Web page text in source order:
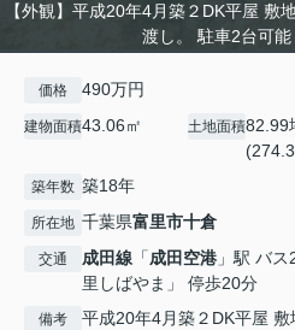
【外観】平成20年4月築２DK平屋
渡し。 駐車2台可
価格 490万円
建物面積43.06㎡ 土地面積82.99
築年数 築18年
所在地 千葉県富里市十倉
交通 成田線 「成田空港 」駅 バ
里しばやま」 停歩20分
備考
平成20年4月築２DK平屋